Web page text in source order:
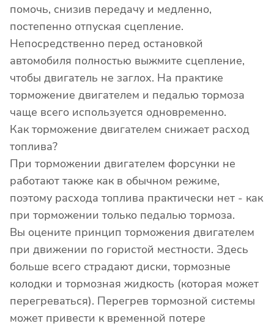
помочь, снизив передачу и медленно,
постепенно отпуская сцепление.
Непосредственно перед остановкой
автомобиля полностью выжмите сцепление,
чтобы двигатель не заглох. На практике
торможение двигателем и педалью тормоза
чаще всего используется одновременно.
Как торможение двигателем снижает расход
топлива?
При торможении двигателем форсунки не
работают также как в обычном режиме,
поэтому расхода топлива практически нет - как
при торможении только педалью тормоза.
Вы оцените принцип торможения двигателем
при движении по гористой местности. Здесь
больше всего страдают диски, тормозные
колодки и тормозная жидкость (которая может
перегреваться). Перегрев тормозной системы
может привести к временной потере